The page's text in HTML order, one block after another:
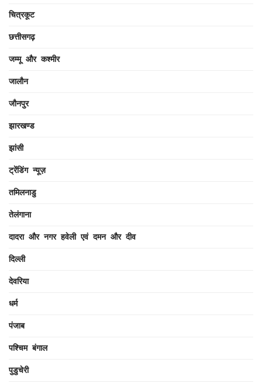
चित्रकूट
छत्तीसगढ़
जम्मू और कश्मीर
जालौन
जौनपुर
झारखण्ड
झांसी
ट्रेंडिंग न्यूज़
तमिलनाडु
तेलंगाना
दादरा और नगर हवेली एवं दमन और दीव
दिल्ली
देवरिया
धर्म
पंजाब
पश्चिम बंगाल
पुडुचेरी